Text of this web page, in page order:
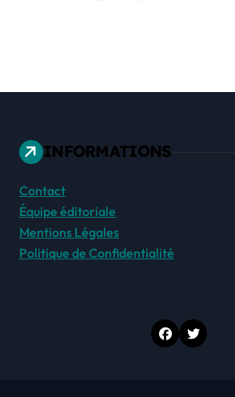
INFORMATIONS
Contact
Équipe éditoriale
Mentions Légales
Politique de Confidentialité